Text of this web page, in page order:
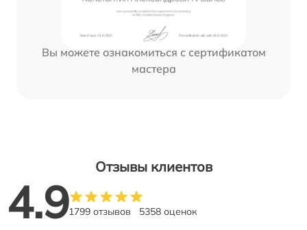
Вы можете ознакомиться с сертификатом
мастера
Отзывы клиентов
4.91799 отзывов 5358 оценок